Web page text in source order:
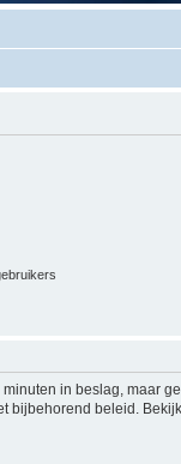
in beslag, maar
beleid.